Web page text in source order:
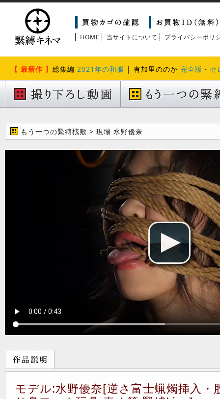
HOME 当サイトについて プライバシーポリ
【 最新作 】 総集編 2021年の和服 | 有加里ののか 完全版 ・ セ
もう一つの緊縛桟敷 > 現場 水野優奈
モデル:水野優奈[逆さ富士蝋燭挿入・